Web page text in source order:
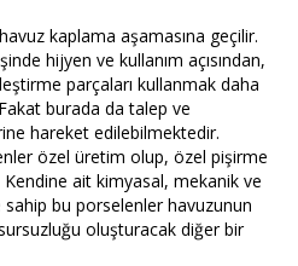
kaplama aşamasına geçilir.
hijyen ve kullanım açısından,
parçaları kullanmak daha
burada da talep ve
hareket edilebilmektedir.
özel üretim olup, özel pişirme
ait kimyasal, mekanik ve
bu porselenler havuzunun
oluşturacak diğer bir